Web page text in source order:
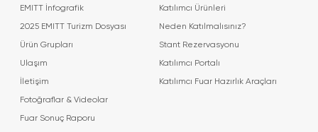
EMITT İnfografik
2025 EMITT Turizm Dosyası
Ürün Grupları
Ulaşım
İletişim
Fotoğraflar & Videolar
Fuar Sonuç Raporu
Katılımcı Ürünleri
Neden Katılmalısınız?
Stant Rezervasyonu
Katılımcı Portalı
Katılımcı Fuar Hazırlık Araçları